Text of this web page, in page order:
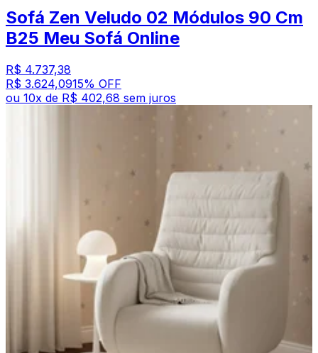
Sofá Zen Veludo 02 Módulos 90 Cm
B25 Meu Sofá Online
R$ 4.737,38
R$ 3.624,0915% OFF
ou 10x de R$ 402,68 sem juros